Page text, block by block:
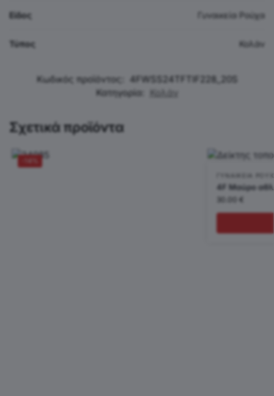
Είδος Γυναικεία Ρούχα
Τύπος Κολάν
Κωδικός προϊόντος:
4FWSS24TFTIF228_20S
Κατηγορία:
Κολάν
Σχετικά προϊόντα
-14%
4F Μαύρο
30.00 €